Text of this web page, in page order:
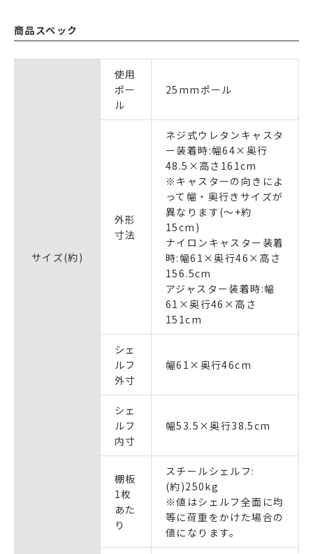
商品スペック
サイズ(約)
使用
ポー
ル
25mmポール
外形
寸法
ネジ式ウレタンキャスタ
ー装着時:幅64×奥行
48.5×高さ161cm
※キャスターの向きによ
って幅・奥行きサイズが
異なります(～+約
15cm)
ナイロンキャスター装着
時:幅61×奥行46×高さ
156.5cm
アジャスター装着時:幅
61×奥行46×高さ
151cm
シェ
ルフ
外寸
幅61×奥行46cm
シェ
ルフ
内寸
幅53.5×奥行38.5cm
棚板
1枚
あた
り
スチールシェルフ:
(約)250kg
※値はシェルフ全面に均
等に荷重をかけた場合の
値になります。